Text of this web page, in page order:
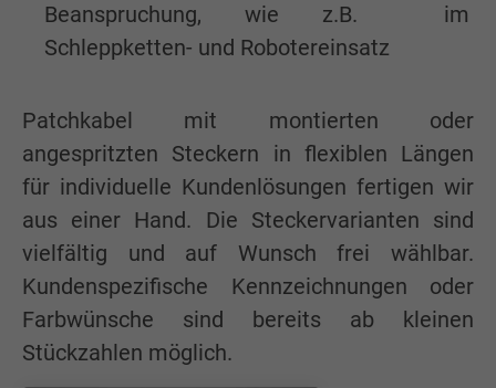
Beanspruchung, wie z.B. im
Schleppketten- und Robotereinsatz
Patchkabel mit montierten oder
angespritzten Steckern in flexiblen Längen
für individuelle Kundenlösungen fertigen wir
aus einer Hand. Die Steckervarianten sind
vielfältig und auf Wunsch frei wählbar.
Kundenspezifische Kennzeichnungen oder
Farbwünsche sind bereits ab kleinen
Stückzahlen möglich.